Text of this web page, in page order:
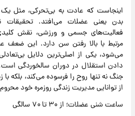
اینجاست که عادت به بی‌تحرکی، مثل
بدن یعنی عضلات می‌افتد.
فعالیت‌های جسمی و ورزشی، نقش
مرتبط با بالا رفتن سن دارد. این ضعف
می‌شود، یکی از اصلی‌ترین دلایل
دادن استقلال در دوران سالخوردگی
جنگ نه تنها روح را فرسوده می‌کند، بلکه با
از توانایی مدیریت زندگی روزمره خود
ساعت شنی عضلات؛ از ۳۰ تا ۷۰ سالگی